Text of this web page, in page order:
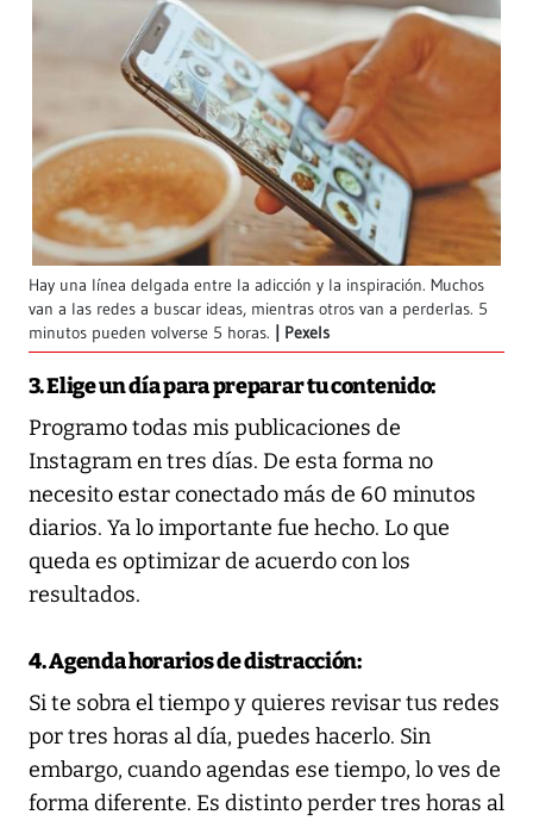
Hay una línea delgada entre la adicción y la inspiración. Muchos
van a las redes a buscar ideas, mientras otros van a perderlas. 5
minutos pueden volverse 5 horas.
Pexels
3. Elige un día para preparar tu contenido:
Programo todas mis publicaciones de
Instagram en tres días. De esta forma no
necesito estar conectado más de 60 minutos
diarios. Ya lo importante fue hecho. Lo que
queda es optimizar de acuerdo con los
resultados.
4. Agenda horarios de distracción:
Si te sobra el tiempo y quieres revisar tus redes
por tres horas al día, puedes hacerlo. Sin
embargo, cuando agendas ese tiempo, lo ves de
forma diferente. Es distinto perder tres horas al